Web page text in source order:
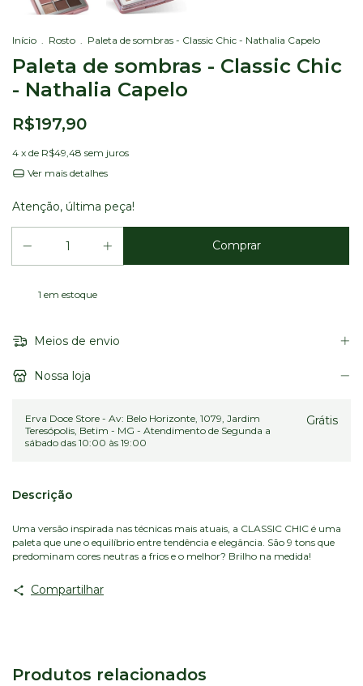
Início . Rosto . Paleta de sombras - Classic Chic - Nathalia Capelo
Paleta de sombras - Classic Chic
- Nathalia Capelo
R$197,90
4 x de R$49,48 sem juros
Ver mais detalhes
Atenção, última peça!
1 em estoque
Meios de envio
Nossa loja
Erva Doce Store - Av: Belo Horizonte, 1079, Jardim
Teresópolis, Betim - MG - Atendimento de Segunda a
sábado das 10:00 às 19:00
Grátis
Descrição
Uma versão inspirada nas técnicas mais atuais, a CLASSIC CHIC é uma
paleta que une o equilíbrio entre tendência e elegância. São 9 tons que
predominam cores neutras a frios e o melhor? Brilho na medida!
Compartilhar
Produtos relacionados